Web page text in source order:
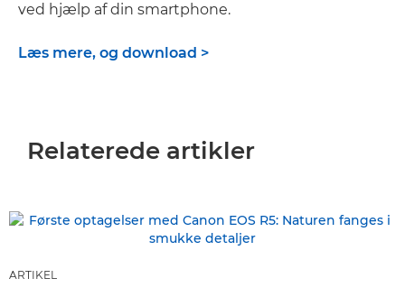
ved hjælp af din smartphone.
Læs mere, og download >
Relaterede artikler
ARTIKEL